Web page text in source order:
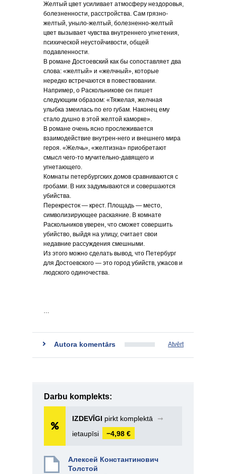
Желтый цвет усиливает атмосферу нездоровья,
болезненности, расстройства. Сам грязно-
желтый, уныло-желтый, болезненно-желтый
цвет вызывает чувства внутреннего угнетения,
психической неустойчивости, общей
подавленности.
В романе Достоевский как бы сопоставляет два
слова: «желтый» и «желчный», которые
нередко встречаются в повествовании.
Например, о Раскольникове он пишет
следующим образом: «Тяжелая, желчная
улыбка змеилась по его губам. Наконец ему
стало душно в этой желтой каморке».
В романе очень ясно прослеживается
взаимодействие внутрен-него и внешнего мира
героя. «Желчь», «желтизна» приобретают
смысл чего-то мучительно-давящего и
угнетающего.
Комнаты петербургских домов сравниваются с
гробами. В них задумываются и совершаются
убийства.
Перекресток — крест. Площадь — место,
символизирующее раскаяние. В комнате
Раскольников уверен, что сможет совершить
убийство, выйдя на улицу, считает свои
недавние рассуждения смешными.
Из этого можно сделать вывод, что Петербург
для Достоевского — это город убийств, ужасов и
людского одиночества.
…
Autora komentārs Atvērt
Darbu komplekts:
IZDEVĪGI pirkt komplektā
➞
ietaupīsi
−4,98 €
Алексей Константинович
Толстой